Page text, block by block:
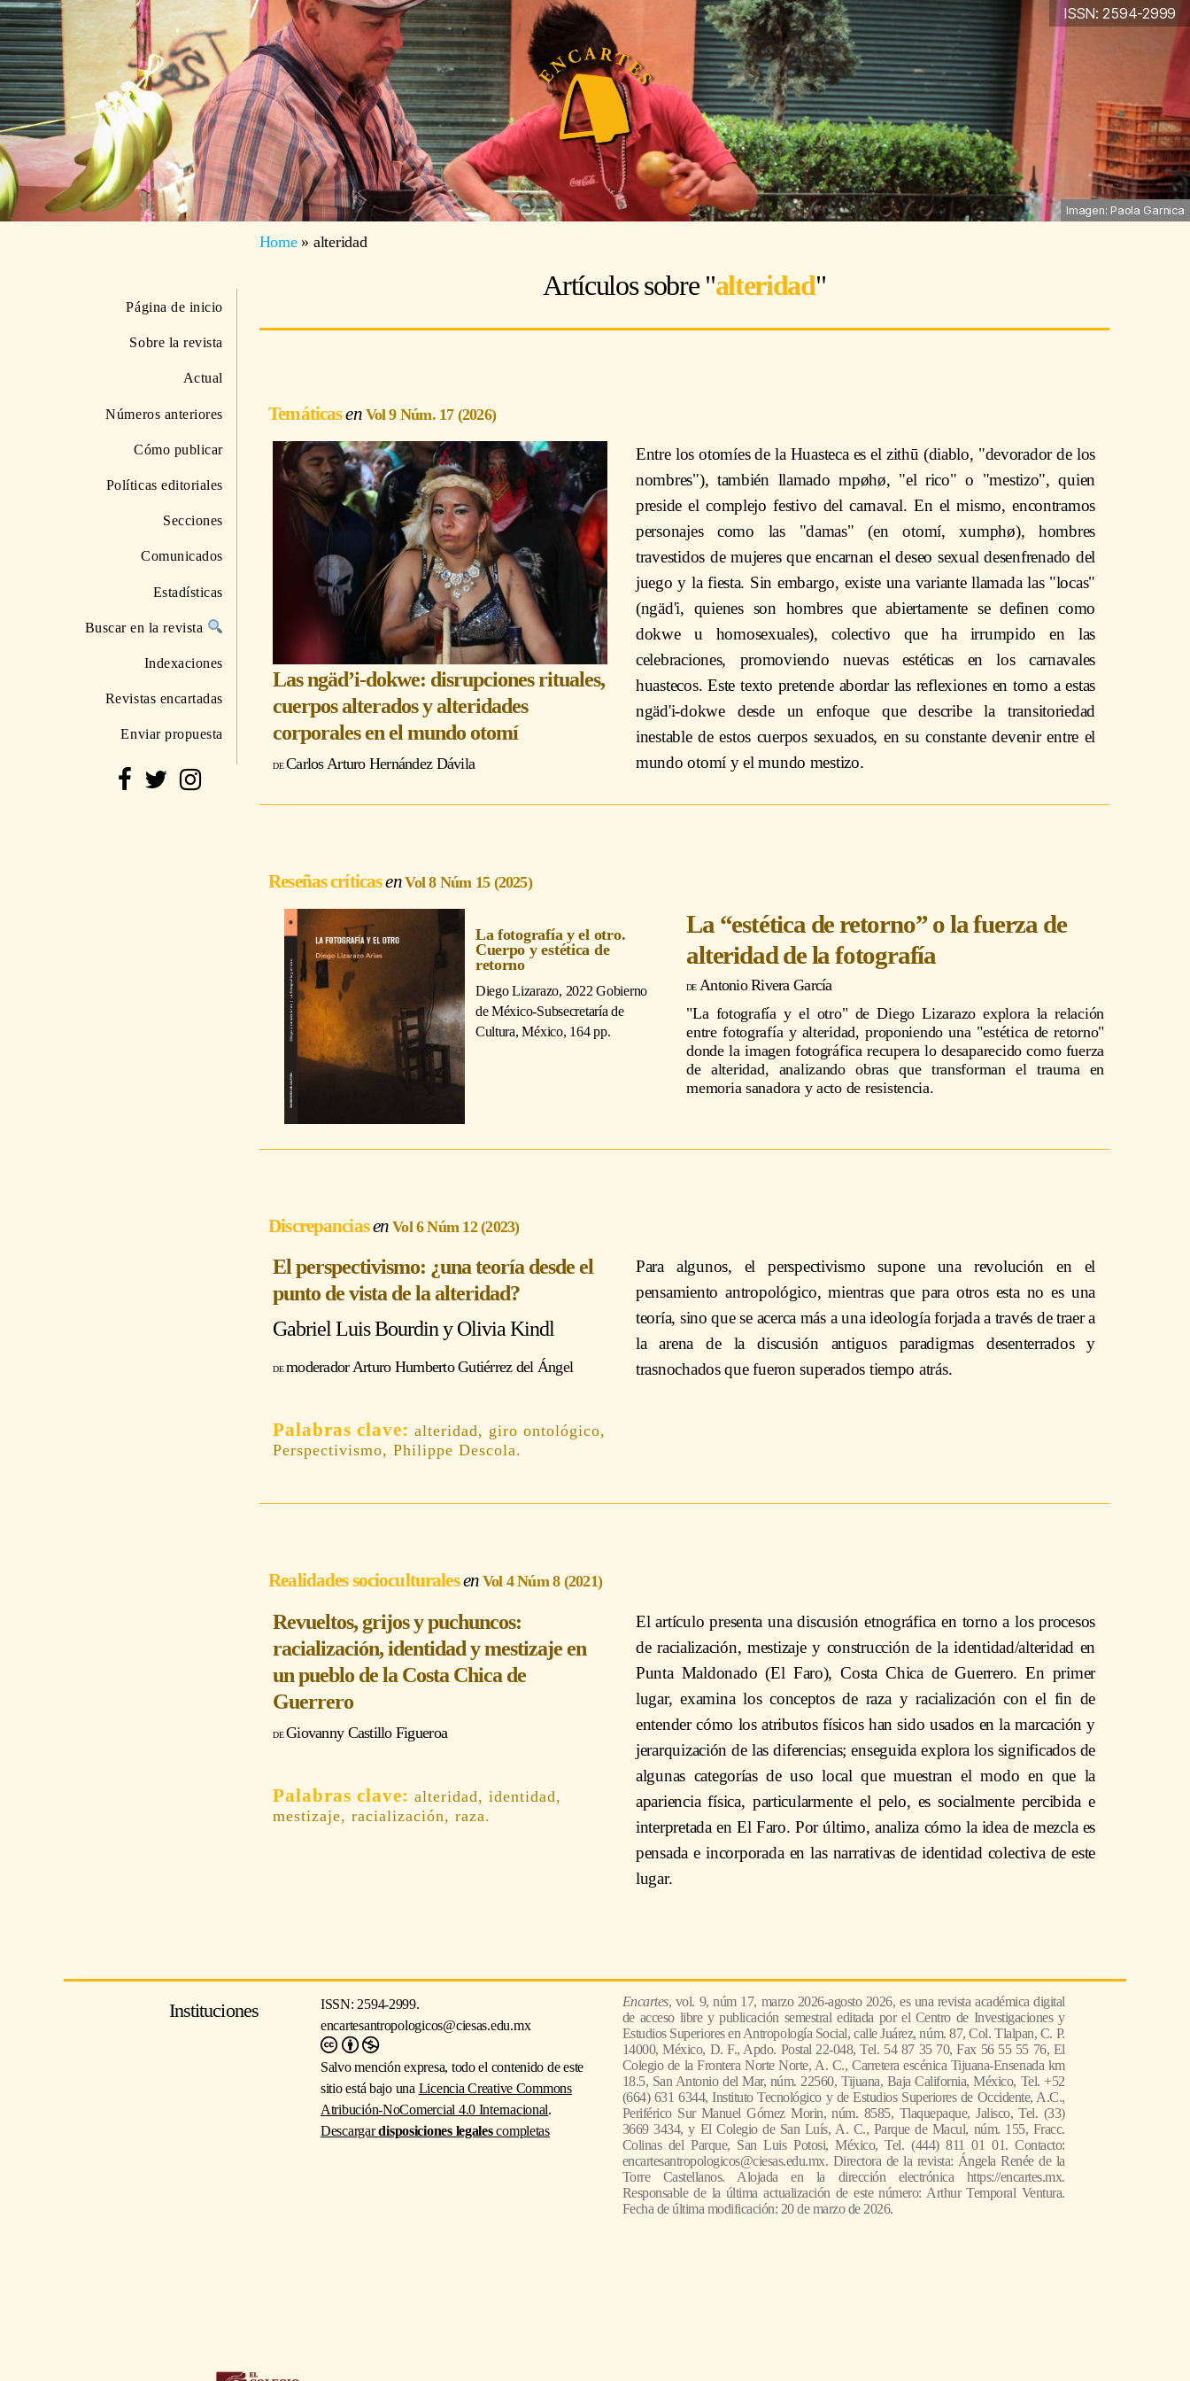
ISSN: 2594-2999
Imagen: Paola Garnica
Página de inicio
Sobre la revista
Actual
Números anteriores
Cómo publicar
Políticas editoriales
Secciones
Comunicados
Estadísticas
Buscar en la revista
Indexaciones
Revistas encartadas
Enviar propuesta
Home» alteridad
Artículos sobre "alteridad"
Temáticas Vol 9 Núm. 17 (2026)
Las ngäd’i-dokwe: disrupciones rituales,
cuerpos alterados y alteridades
corporales en el mundo otomí
Carlos Arturo Hernández Dávila
Entre los otomíes de la Huasteca es el zithū (diablo, "devorador de los
nombres"), también llamado mpøhø, "el rico" o "mestizo", quien
preside el complejo festivo del carnaval. En el mismo, encontramos
personajes como las "damas" (en otomí, xumphø), hombres
travestidos de mujeres que encarnan el deseo sexual desenfrenado del
juego y la fiesta. Sin embargo, existe una variante llamada las "locas"
(ngäd'i, quienes son hombres que abiertamente se definen como
dokwe u homosexuales), colectivo que ha irrumpido en las
celebraciones, promoviendo nuevas estéticas en los carnavales
huastecos. Este texto pretende abordar las reflexiones en torno a estas
ngäd'i-dokwe desde un enfoque que describe la transitoriedad
inestable de estos cuerpos sexuados, en su constante devenir entre el
mundo otomí y el mundo mestizo.
Reseñas críticas Vol 8 Núm 15 (2025)
La fotografía y el otro.
Cuerpo y estética de
retorno
Diego Lizarazo, 2022 Gobierno
de México-Subsecretaría de
Cultura, México, 164 pp.
La “estética de retorno” o la fuerza de
alteridad de la fotografía
Antonio Rivera García
"La fotografía y el otro" de Diego Lizarazo explora la relación
entre fotografía y alteridad, proponiendo una "estética de retorno"
donde la imagen fotográfica recupera lo desaparecido como fuerza
de alteridad, analizando obras que transforman el trauma en
memoria sanadora y acto de resistencia.
Discrepancias Vol 6 Núm 12 (2023)
El perspectivismo: ¿una teoría desde el
punto de vista de la alteridad?
Gabriel Luis BourdinyOlivia Kindl
moderadorArturo Humberto Gutiérrez del Ángel
alteridad, giro ontológico,
Perspectivismo, Philippe Descola.
Para algunos, el perspectivismo supone una revolución en el
pensamiento antropológico, mientras que para otros esta no es una
teoría, sino que se acerca más a una ideología forjada a través de traer a
la arena de la discusión antiguos paradigmas desenterrados y
trasnochados que fueron superados tiempo atrás.
Realidades socioculturales Vol 4 Núm 8 (2021)
Revueltos, grijos y puchuncos:
racialización, identidad y mestizaje en
un pueblo de la Costa Chica de
Guerrero
Giovanny Castillo Figueroa
alteridad, identidad,
mestizaje, racialización, raza.
El artículo presenta una discusión etnográfica en torno a los procesos
de racialización, mestizaje y construcción de la identidad/alteridad en
Punta Maldonado (El Faro), Costa Chica de Guerrero. En primer
lugar, examina los conceptos de raza y racialización con el fin de
entender cómo los atributos físicos han sido usados en la marcación y
jerarquización de las diferencias; enseguida explora los significados de
algunas categorías de uso local que muestran el modo en que la
apariencia física, particularmente el pelo, es socialmente percibida e
interpretada en El Faro. Por último, analiza cómo la idea de mezcla es
pensada e incorporada en las narrativas de identidad colectiva de este
lugar.
Instituciones
ISSN: 2594-2999.
encartesantropologicos@ciesas.edu.mx
Salvo mención expresa, todo el contenido de este
sitio está bajo una Licencia Creative Commons
Atribución-NoComercial 4.0 Internacional.
Descargardisposiciones legalescompletas
Encartes, vol. 9, núm 17, marzo 2026-agosto 2026, es una revista académica digital
de acceso libre y publicación semestral editada por el Centro de Investigaciones y
Estudios Superiores en Antropología Social, calle Juárez, núm. 87, Col. Tlalpan, C. P.
14000, México, D. F., Apdo. Postal 22-048, Tel. 54 87 35 70, Fax 56 55 55 76, El
Colegio de la Frontera Norte Norte, A. C., Carretera escénica Tijuana-Ensenada km
18.5, San Antonio del Mar, núm. 22560, Tijuana, Baja California, México, Tel. +52
(664) 631 6344, Instituto Tecnológico y de Estudios Superiores de Occidente, A.C.,
Periférico Sur Manuel Gómez Morin, núm. 8585, Tlaquepaque, Jalisco, Tel. (33)
3669 3434, y El Colegio de San Luís, A. C., Parque de Macul, núm. 155, Fracc.
Colinas del Parque, San Luis Potosi, México, Tel. (444) 811 01 01. Contacto:
encartesantropologicos@ciesas.edu.mx. Directora de la revista: Ángela Renée de la
Torre Castellanos. Alojada en la dirección electrónica https://encartes.mx.
Responsable de la última actualización de este número: Arthur Temporal Ventura.
Fecha de última modificación: 20 de marzo de 2026.